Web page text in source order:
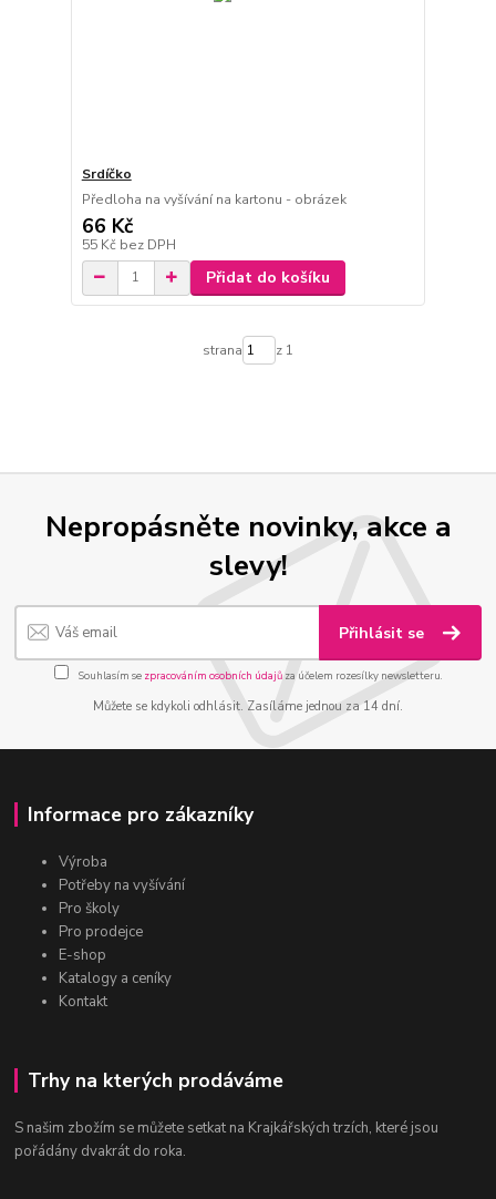
Srdíčko
Předloha na vyšívání na kartonu - obrázek
66 Kč
55 Kč bez DPH
Přidat do košíku
strana z 1
Nepropásněte novinky, akce a
slevy!
Přihlásit se
Souhlasím se zpracováním osobních údajůza účelem rozesílky newsletteru.
Můžete se kdykoli odhlásit. Zasíláme jednou za 14 dní.
Informace pro zákazníky
Výroba
Potřeby na vyšívání
Pro školy
Pro prodejce
E-shop
Katalogy a ceníky
Kontakt
Trhy na kterých prodáváme
S našim zbožím se můžete setkat na Krajkářských trzích, které jsou
pořádány dvakrát do roka.